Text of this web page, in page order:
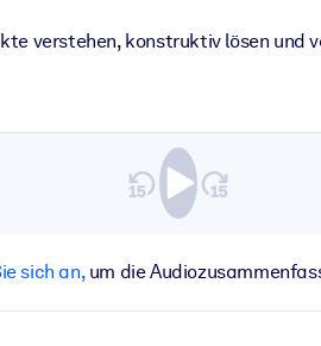
verstehen, konstruktiv lösen und
sich an,um die